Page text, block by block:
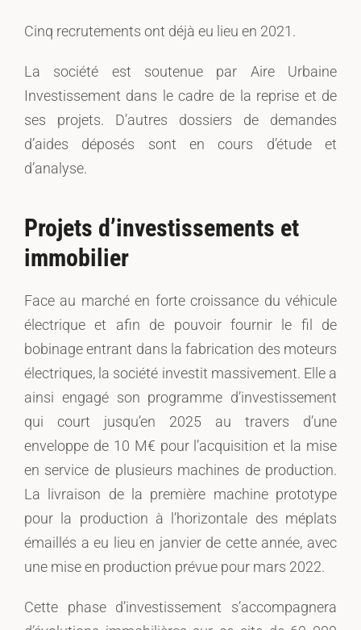
Cinq recrutements ont déjà eu lieu en 2021.
La société est soutenue par Aire Urbaine
Investissement dans le cadre de la reprise et de
ses projets. D’autres dossiers de demandes
d’aides déposés sont en cours d’étude et
d’analyse.
Projets d’investissements et
immobilier
Face au marché en forte croissance du véhicule
électrique et afin de pouvoir fournir le fil de
bobinage entrant dans la fabrication des moteurs
électriques, la société investit massivement. Elle a
ainsi engagé son programme d’investissement
qui court jusqu’en 2025 au travers d’une
enveloppe de 10 M€ pour l’acquisition et la mise
en service de plusieurs machines de production.
La livraison de la première machine prototype
pour la production à l’horizontale des méplats
émaillés a eu lieu en janvier de cette année, avec
une mise en production prévue pour mars 2022.
Cette phase d’investissement s’accompagnera